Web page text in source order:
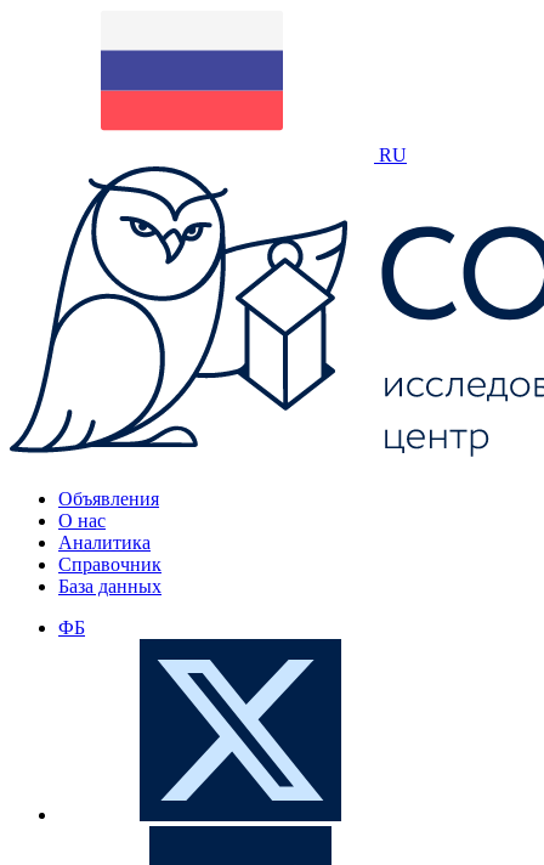
RU
Объявления
О нас
Аналитика
Справочник
База данных
ФБ